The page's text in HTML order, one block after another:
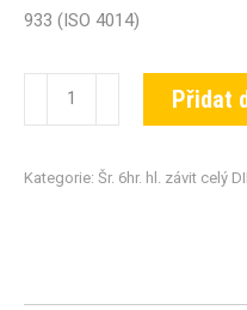
933 (ISO 4014)
MS-
Přidat
Kategorie: Šr. 6hr. hl. závit celý